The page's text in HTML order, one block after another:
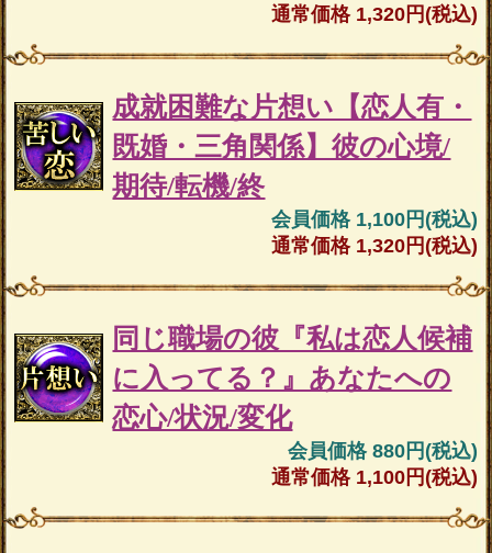
通常価格 1,320円(税込)
成就困難な片想い【恋人有・
既婚・三角関係】彼の心境/
期待/転機/終
会員価格 1,100円(税込)
通常価格 1,320円(税込)
同じ職場の彼『私は恋人候補
に入ってる？』あなたへの
恋心/状況/変化
会員価格 880円(税込)
通常価格 1,100円(税込)